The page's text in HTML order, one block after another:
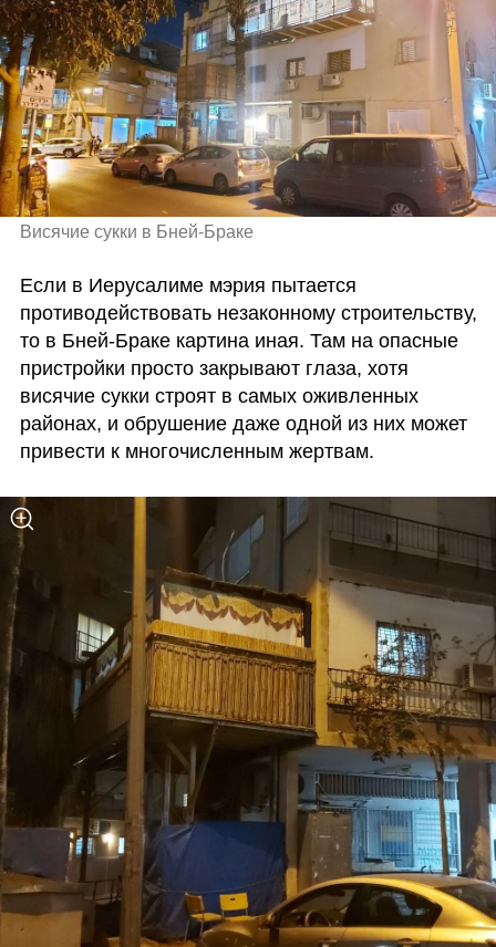
Висячие сукки в Бней-Браке
Если в Иерусалиме мэрия пытается
противодействовать незаконному строительству,
то в Бней-Браке картина иная. Там на опасные
пристройки просто закрывают глаза, хотя
висячие сукки строят в самых оживленных
районах, и обрушение даже одной из них может
привести к многочисленным жертвам.